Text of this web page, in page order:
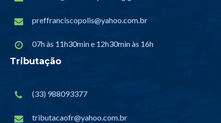
preffranciscopolis@yahoo.com.br
07h às 11h30min e 12h30min às 16h
Tributação
(33) 988093377
tributacaofr@yahoo.com.br